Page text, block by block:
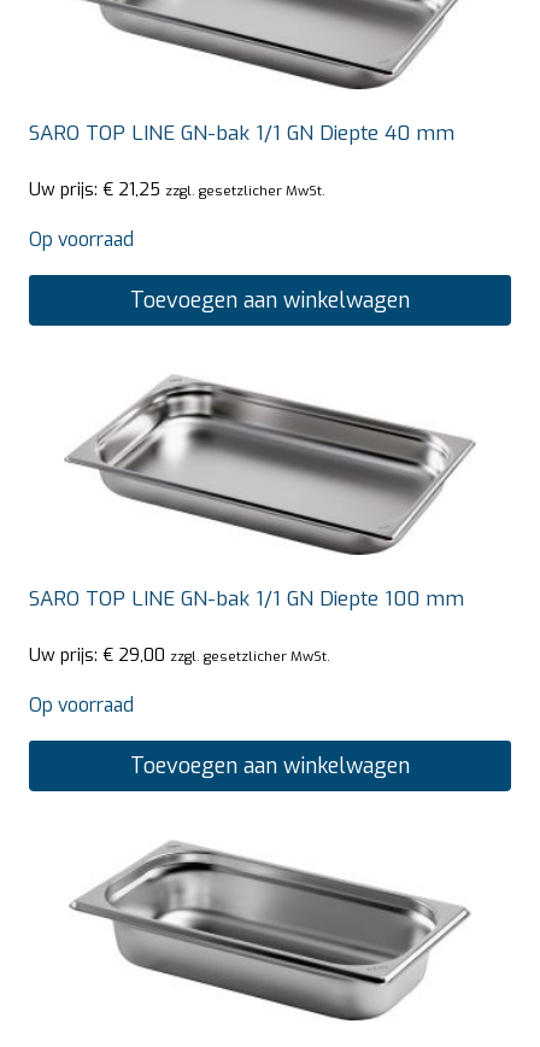
SARO TOP LINE GN-bak 1/1 GN Diepte 40 mm
Uw prijs: € 21,25 zzgl. gesetzlicher MwSt.
Op voorraad
Toevoegen aan winkelwagen
SARO TOP LINE GN-bak 1/1 GN Diepte 100 mm
Uw prijs: € 29,00 zzgl. gesetzlicher MwSt.
Op voorraad
Toevoegen aan winkelwagen